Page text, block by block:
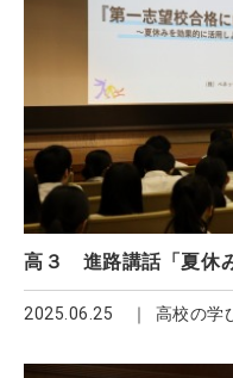
高３ 進路講話「夏休
2025.06.25 高校の学